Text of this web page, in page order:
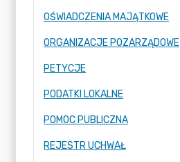
OŚWIADCZENIA MAJĄTKOWE
ORGANIZACJE POZARZĄDOWE
PETYCJE
PODATKI LOKALNE
POMOC PUBLICZNA
REJESTR UCHWAŁ